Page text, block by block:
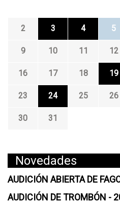
2 3 4 5
9 10 11 12
16 17 18 19
23 24 25 26
30
31
Novedades
AUDICIÓN ABIERTA DE
AUDICIÓN DE TROMBÓN -